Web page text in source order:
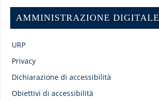
AMMINISTRAZIONE DIGITALE
URP
Privacy
Dichiarazione di accessibilità
Obiettivi di accessibilità